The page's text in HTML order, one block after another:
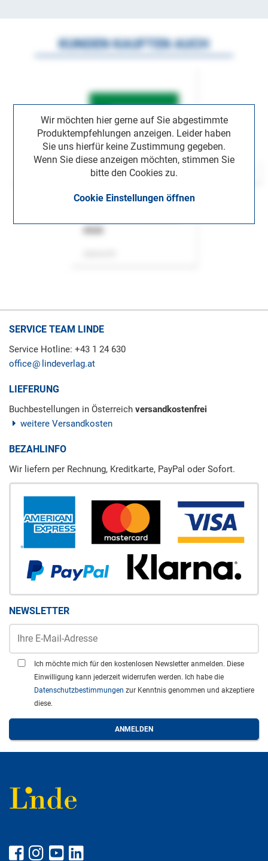
Wir möchten hier gerne auf Sie abgestimmte
Produktempfehlungen anzeigen. Leider haben
Sie uns hierfür keine Zustimmung gegeben.
Wenn Sie diese anzeigen möchten, stimmen Sie
bitte den Cookies zu.
Cookie Einstellungen öffnen
KUNDEN KAUFTEN AUCH
SERVICE TEAM LINDE
Service Hotline: +43 1 24 630
office
lindeverlag.at
LIEFERUNG
Buchbestellungen in Österreich versandkostenfrei
weitere Versandkosten
BEZAHLINFO
Wir liefern per Rechnung, Kreditkarte, PayPal oder Sofort.
NEWSLETTER
Ich möchte mich für den kostenlosen Newsletter anmelden. Diese
Einwilligung kann jederzeit widerrufen werden. Ich habe die
Datenschutzbestimmungen zur Kenntnis genommen und akzeptiere
diese.